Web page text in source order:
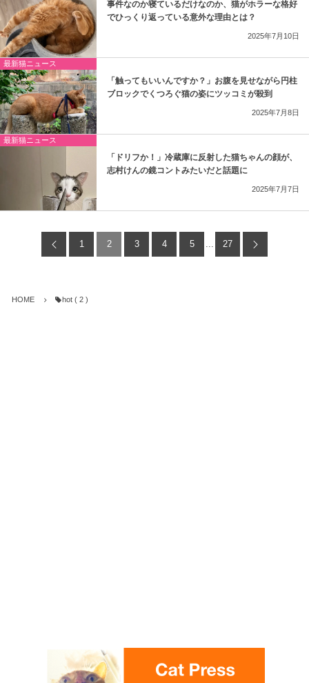
事件なのか寝ているだけなのか、猫がホラーな格好
でひっくり返っている意外な理由とは？
2025年7月10日
最新猫ニュース
「触ってもいいんですか？」お腹を見せながら円柱
ブロックでくつろぐ猫の姿にツッコミが殺到
2025年7月8日
最新猫ニュース
「ドリフか！」冷蔵庫に反射した猫ちゃんの顔が、
志村けんの鏡コントみたいだと話題に
2025年7月7日
1 2 3 4 5 ... 27
HOME hot ( 2 )